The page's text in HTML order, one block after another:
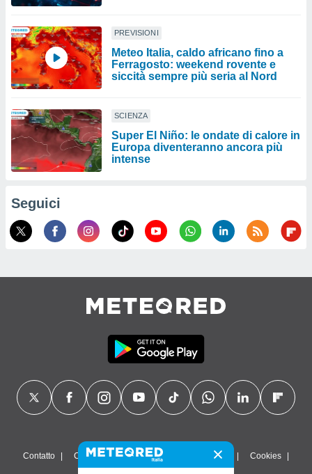
PREVISIONI
Meteo Italia, caldo africano fino a
Ferragosto: weekend rovente e
siccità sempre più seria al Nord
SCIENZA
Super El Niño: le ondate di calore in
Europa diventeranno ancora più
intense
Seguici
Contatto Chi siamo FAQ Termini di utilizzo Cookies